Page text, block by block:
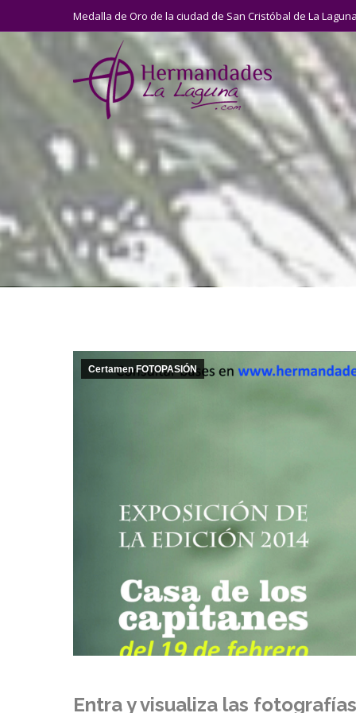
Medalla de Oro de la ciudad de San Cristóbal de La Laguna
Certamen FOTOPASIÓN
Entra y visualiza las